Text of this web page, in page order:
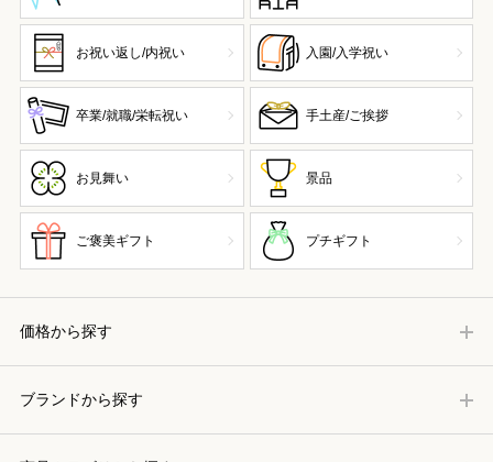
お祝い返し/内祝い 入園/入学祝い
卒業/就職/栄転祝い 手土産/ご挨拶
お見舞い 景品
ご褒美ギフト プチギフト
価格から探す
ブランドから探す